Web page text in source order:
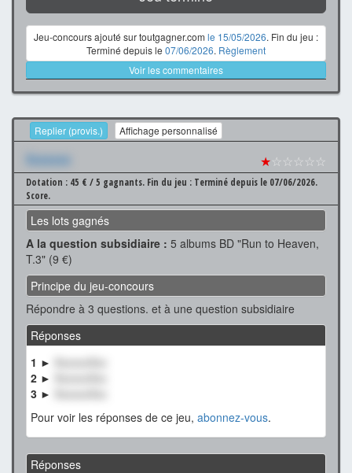
Jeu-concours ajouté sur toutgagner.com le 15/05/2026. Fin du jeu :
Terminé depuis le 07/06/2026. Règlement
Voir les commentaires
Replier (provis.) Affichage personnalisé
Xxxxxxx ★☆☆☆☆☆
Dotation : 45 € / 5 gagnants. Fin du jeu : Terminé depuis le 07/06/2026.
Score.
Les lots gagnés
A la question subsidiaire : 5 albums BD "Run to Heaven,
T.3" (9 €)
Principe du jeu-concours
Répondre à 3 questions. et à une question subsidiaire
Réponses
1 ►
XxxxxxXxx
2 ►
3 ►
Pour voir les réponses de ce jeu, abonnez-vous.
Réponses